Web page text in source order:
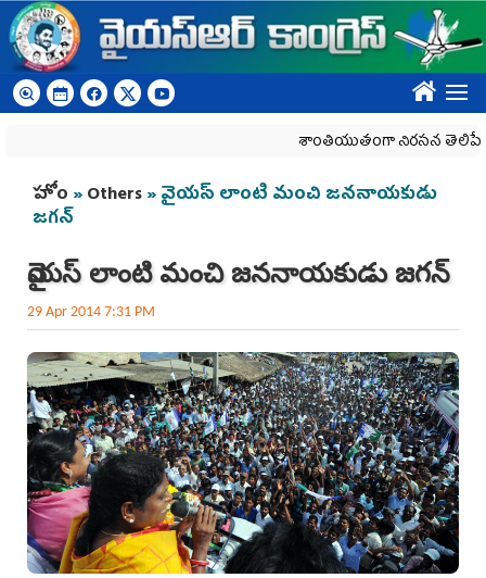
Skip to main content
????
శాంతియుతంగా నిరసన తెలిపే
You are here
హోం »Others» వైయస్ లాంటి మంచి జననాయకుడు
జగన్‌
వైయస్ లాంటి మంచి జననాయకుడు జగన్‌
29 Apr 2014 7:31 PM